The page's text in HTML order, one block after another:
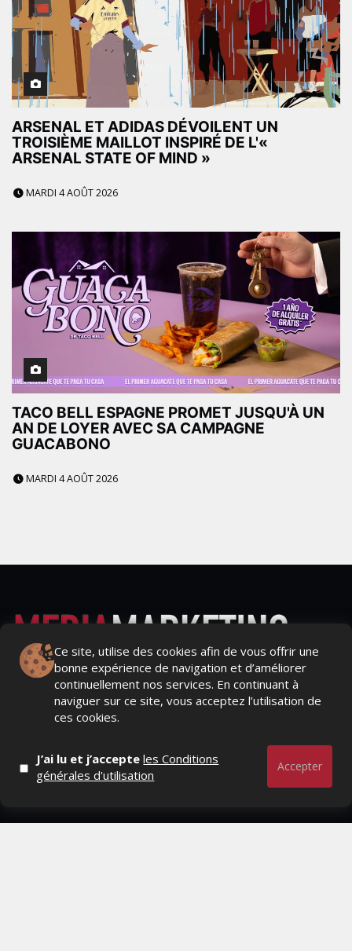
ARSENAL ET ADIDAS DÉVOILENT UN
TROISIÈME MAILLOT INSPIRÉ DE L'«
ARSENAL STATE OF MIND »
MARDI 4 AOÛT 2026
TACO BELL ESPAGNE PROMET JUSQU'À UN
AN DE LOYER AVEC SA CAMPAGNE
GUACABONO
MARDI 4 AOÛT 2026
Ce site, utilise des cookies afin de vous offrir une
bonne expérience de navigation et d’améliorer
continuellement nos services. En continuant à
naviguer sur ce site, vous acceptez l’utilisation de
ces cookies.
J’ai lu et j’accepteles Conditions
générales d'utilisation
Accepter
Actualités Média, Actualités Com/Market/Ntic, Actualités
Distrib, Dossier, Interview, Stratégies, Communication,
Marques avenue, Relations presse, Créa, Baromètre,
People, Métier, Profil...
RESTER CONNECTÉ